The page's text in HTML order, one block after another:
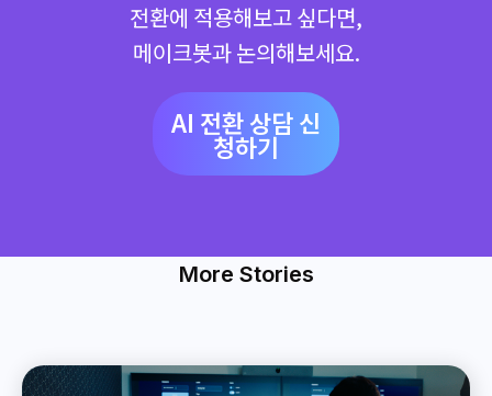
전환에 적용해보고 싶다면,
메이크봇과 논의해보세요.
AI 전환 상담 신
청하기
More Stories